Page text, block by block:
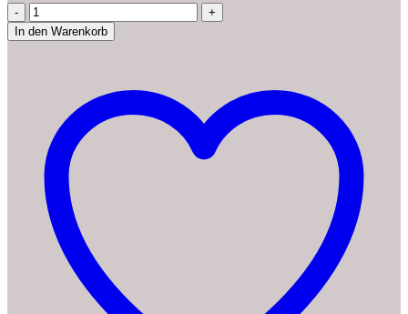
Tefal
CM6931
Sense
Anzeige
Glaskanne
mit
Deckel
Kapazität
In den Warenkorb